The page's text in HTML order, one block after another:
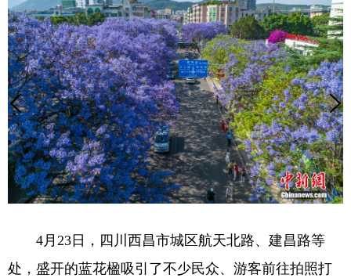
4月23日，四川西昌市城区航天北路、建昌路等
处，盛开的蓝花楹吸引了不少民众、游客前往拍照打